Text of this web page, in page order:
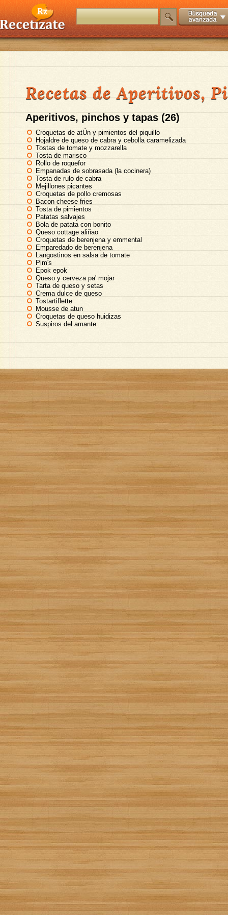
Recetas de Aperitivos,
Aperitivos, pinchos y tapas (26)
Croquetas de atÚn y pimientos del piquillo
Hojaldre de queso de cabra y cebolla caramelizada
Tostas de tomate y mozzarella
Tosta de marisco
Rollo de roquefor
Empanadas de sobrasada (la cocinera)
Tosta de rulo de cabra
Mejillones picantes
Croquetas de pollo cremosas
Bacon cheese fries
Tosta de pimientos
Patatas salvajes
Bola de patata con bonito
Queso cottage aliñao
Croquetas de berenjena y emmental
Emparedado de berenjena
Langostinos en salsa de tomate
Pim's
Epok epok
Queso y cerveza pa' mojar
Tarta de queso y setas
Crema dulce de queso
Tostartiflette
Mousse de atun
Croquetas de queso huidizas
Suspiros del amante